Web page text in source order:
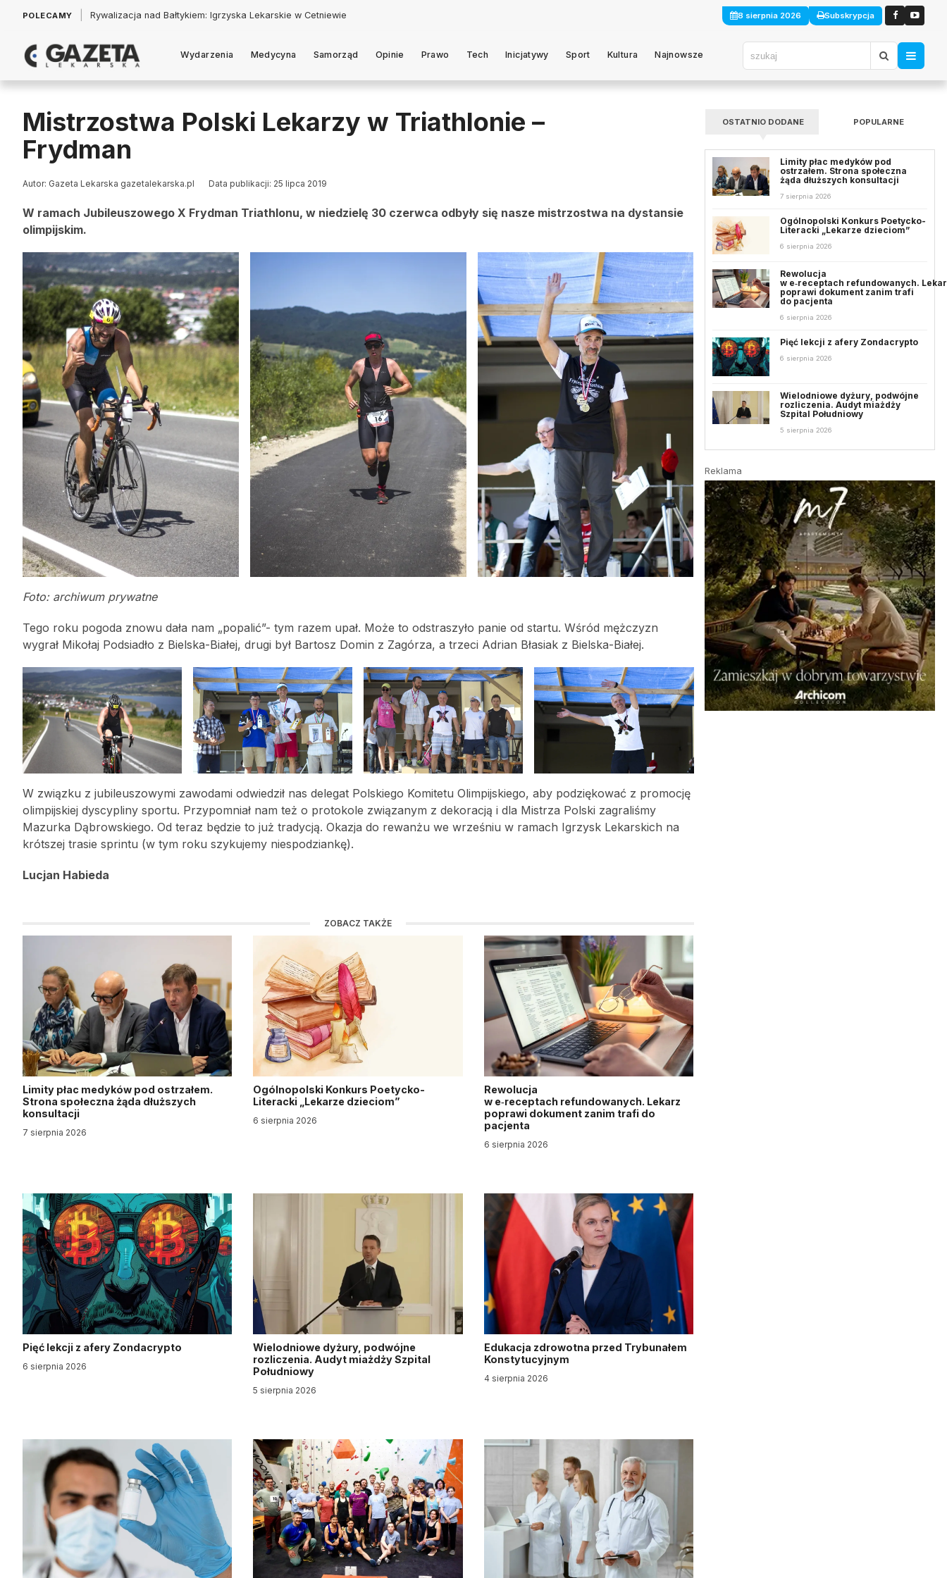
POLECAMY Łukasz Jankowski: Politycy w pogoni za króliczkiem 8 sierpnia 2026 Subskrypcja
Wydarzenia Medycyna Samorząd Opinie Prawo Tech Inicjatywy Sport Kultura Najnowsze
Mistrzostwa Polski Lekarzy w Triathlonie –
Frydman
Autor: Gazeta Lekarska gazetalekarska.pl Data publikacji: 25 lipca 2019
W ramach Jubileuszowego X Frydman Triathlonu, w niedzielę 30 czerwca odbyły się nasze mistrzostwa na dystansie
olimpijskim.
Foto: archiwum prywatne
Tego roku pogoda znowu dała nam „popalić”- tym razem upał. Może to odstraszyło panie od startu. Wśród mężczyzn
wygrał Mikołaj Podsiadło z Bielska-Białej, drugi był Bartosz Domin z Zagórza, a trzeci Adrian Błasiak z Bielska-Białej.
W związku z jubileuszowymi zawodami odwiedził nas delegat Polskiego Komitetu Olimpijskiego, aby podziękować z promocję
olimpijskiej dyscypliny sportu. Przypomniał nam też o protokole związanym z dekoracją i dla Mistrza Polski zagraliśmy
Mazurka Dąbrowskiego. Od teraz będzie to już tradycją. Okazja do rewanżu we wrześniu w ramach Igrzysk Lekarskich na
krótszej trasie sprintu (w tym roku szykujemy niespodziankę).
Lucjan Habieda
ZOBACZ TAKŻE
Limity płac medyków pod ostrzałem.
Strona społeczna żąda dłuższych
konsultacji
7 sierpnia 2026
Ogólnopolski Konkurs Poetycko-
Literacki „Lekarze dzieciom”
6 sierpnia 2026
Rewolucja
w e‑receptach refundowanych. Lekarz
poprawi dokument zanim trafi do
pacjenta
6 sierpnia 2026
Pięć lekcji z afery Zondacrypto
6 sierpnia 2026
Wielodniowe dyżury, podwójne
rozliczenia. Audyt miażdży Szpital
Południowy
5 sierpnia 2026
Edukacja zdrowotna przed Trybunałem
Konstytucyjnym
4 sierpnia 2026
OSTATNIO DODANE POPULARNE
Limity płac medyków pod
ostrzałem. Strona społeczna
żąda dłuższych konsultacji
7 sierpnia 2026
Ogólnopolski Konkurs Poetycko-
Literacki „Lekarze dzieciom”
6 sierpnia 2026
Rewolucja
w e‑receptach refundowanych.
poprawi dokument zanim trafi
do pacjenta
6 sierpnia 2026
Pięć lekcji z afery Zondacrypto
6 sierpnia 2026
Wielodniowe dyżury, podwójne
rozliczenia. Audyt miażdży
Szpital Południowy
5 sierpnia 2026
Reklama